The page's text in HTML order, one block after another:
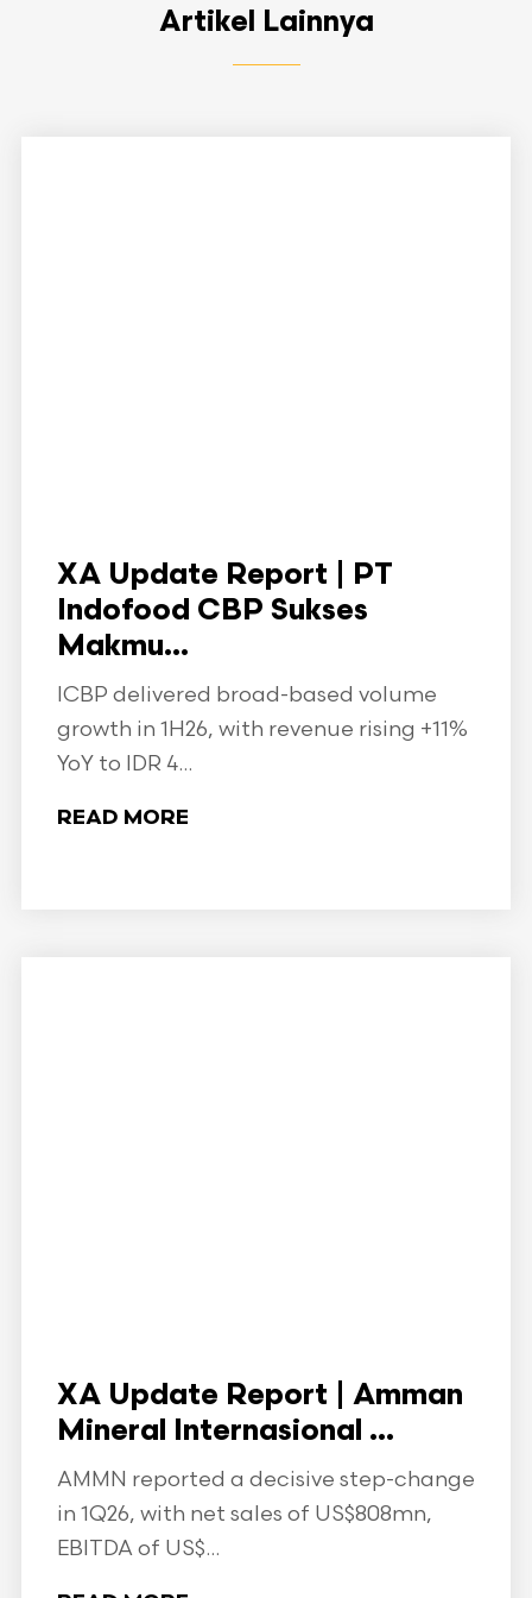
Artikel Lainnya
XA Update Report | PT
Indofood CBP Sukses
Makmu...
ICBP delivered broad-based volume
growth in 1H26, with revenue rising +11%
YoY to IDR 4...
READ MORE
XA Update Report | Amman
Mineral Internasional ...
AMMN reported a decisive step-change
in 1Q26, with net sales of US$808mn,
EBITDA of US$...